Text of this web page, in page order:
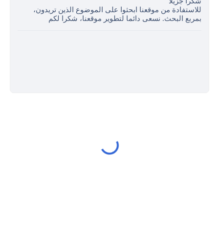
للاستفادة من موقعنا ابحثوا على الموضوع الذين تريدون،
بمربع البحث. نسعى دائما لتطوير موقعنا، شكرا لكم